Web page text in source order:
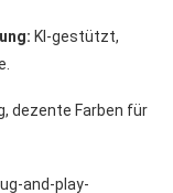
KI-gestützt,
dezente Farben für
and-play-